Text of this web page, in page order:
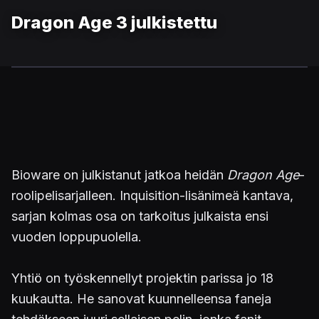
Dragon Age 3 julkistettu
Bioware on julkistanut jatkoa heidän Dragon Age-
roolipelisarjalleen. Inquisition-lisänimeä kantava,
sarjan kolmas osa on tarkoitus julkaista ensi
vuoden loppupuolella.
Yhtiö on työskennellyt projektin parissa jo 18
kuukautta. He sanovat kuunnelleensa faneja